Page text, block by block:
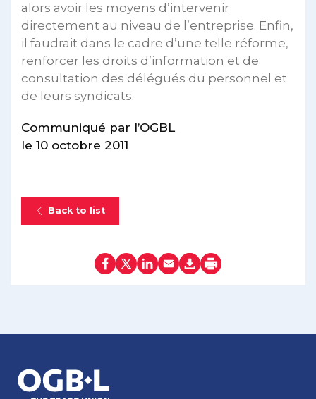
alors avoir les moyens d’intervenir
directement au niveau de l’entreprise. Enfin,
il faudrait dans le cadre d’une telle réforme,
renforcer les droits d’information et de
consultation des délégués du personnel et
de leurs syndicats.
Communiqué par l’OGBL
le 10 octobre 2011
Back to list